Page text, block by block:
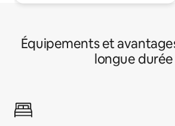
Équipements et
longue durée